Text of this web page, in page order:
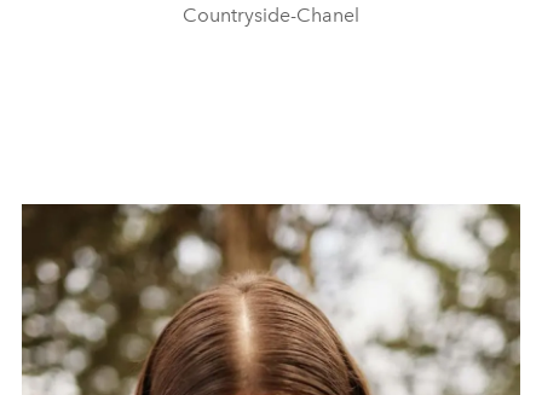
Countryside-Chanel